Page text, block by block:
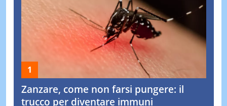
Zanzare, come non farsi pungere: il
trucco per diventare immuni